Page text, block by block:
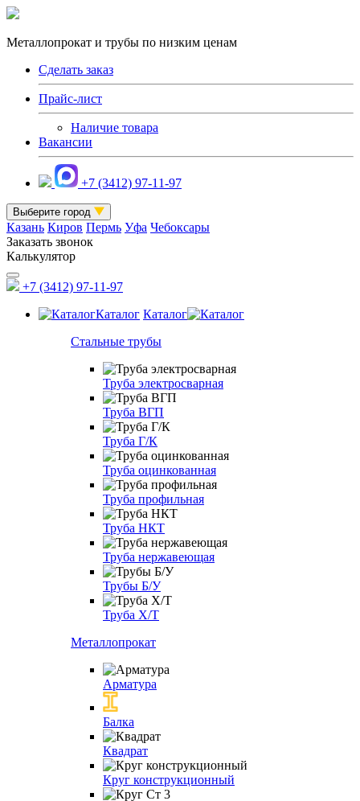
Металлопрокат и трубы по низким ценам
Сделать заказ
Прайс-лист
Наличие товара
Вакансии
+7 (3412) 97-11-97
Выберите город
Казань Киров Пермь Уфа Чебоксары
Заказать звонок
Калькулятор
+7 (3412) 97-11-97
Каталог Каталог
Стальные трубы
Труба электросварная
Труба ВГП
Труба Г/К
Труба оцинкованная
Труба профильная
Труба НКТ
Труба нержавеющая
Трубы Б/У
Труба Х/Т
Металлопрокат
Арматура
Балка
Квадрат
Круг конструкционный